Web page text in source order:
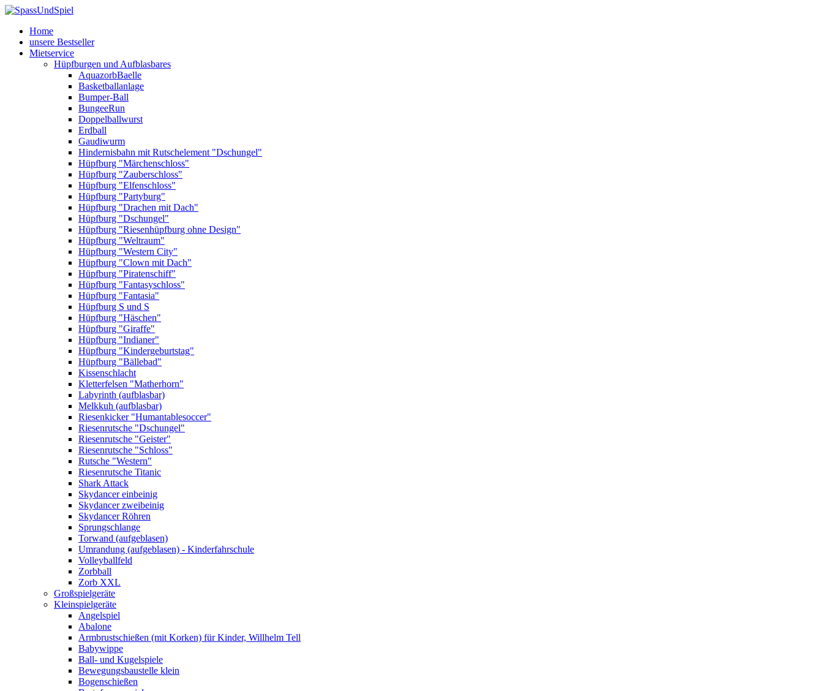
Home
unsere Bestseller
Mietservice
Hüpfburgen und Aufblasbares
AquazorbBaelle
Basketballanlage
Bumper-Ball
BungeeRun
Doppelballwurst
Erdball
Gaudiwurm
Hindernisbahn mit Rutschelement "Dschungel"
Hüpfburg "Märchenschloss"
Hüpfburg "Zauberschloss"
Hüpfburg "Elfenschloss"
Hüpfburg "Partyburg"
Hüpfburg "Drachen mit Dach"
Hüpfburg "Dschungel"
Hüpfburg "Riesenhüpfburg ohne Design"
Hüpfburg "Weltraum"
Hüpfburg "Western City"
Hüpfburg "Clown mit Dach"
Hüpfburg "Piratenschiff"
Hüpfburg "Fantasyschloss"
Hüpfburg "Fantasia"
Hüpfburg S und S
Hüpfburg "Häschen"
Hüpfburg "Giraffe"
Hüpfburg "Indianer"
Hüpfburg "Kindergeburtstag"
Hüpfburg "Bällebad"
Kissenschlacht
Kletterfelsen "Matherhorn"
Labyrinth (aufblasbar)
Melkkuh (aufblasbar)
Riesenkicker "Humantablesoccer"
Riesenrutsche "Dschungel"
Riesenrutsche "Geister"
Riesenrutsche "Schloss"
Rutsche "Western"
Riesenrutsche Titanic
Shark Attack
Skydancer einbeinig
Skydancer zweibeinig
Skydancer Röhren
Sprungschlange
Torwand (aufgeblasen)
Umrandung (aufgeblasen) - Kinderfahrschule
Volleyballfeld
Zorbball
Zorb XXL
Großspielgeräte
Kleinspielgeräte
Angelspiel
Abalone
Armbrustschießen (mit Korken) für Kinder, Willhelm Tell
Babywippe
Ball- und Kugelspiele
Bewegungsbaustelle klein
Bogenschießen